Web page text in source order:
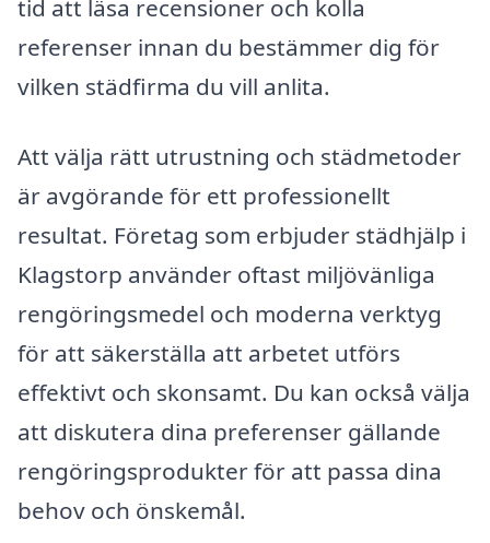
tid att läsa recensioner och kolla
referenser innan du bestämmer dig för
vilken städfirma du vill anlita.
Att välja rätt utrustning och städmetoder
är avgörande för ett professionellt
resultat. Företag som erbjuder städhjälp i
Klagstorp använder oftast miljövänliga
rengöringsmedel och moderna verktyg
för att säkerställa att arbetet utförs
effektivt och skonsamt. Du kan också välja
att diskutera dina preferenser gällande
rengöringsprodukter för att passa dina
behov och önskemål.